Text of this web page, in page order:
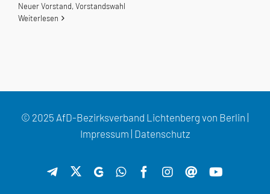
Neuer Vorstand,Vorstandswahl
Weiterlesen
© 2025 AfD-Bezirksverband Lichtenberg von Berlin |
Impressum | Datenschutz
TelegramGETTRWhatsAppFacebook
Instagram
Threads